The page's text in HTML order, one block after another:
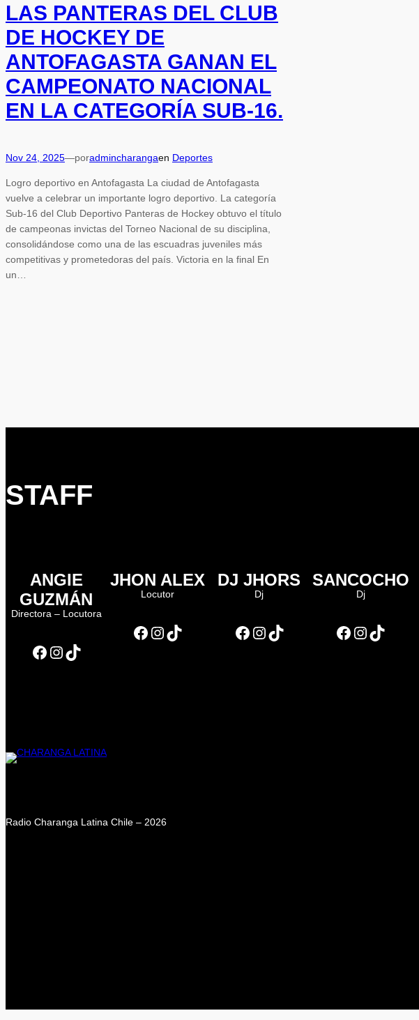
LAS PANTERAS DEL CLUB
DE HOCKEY DE
ANTOFAGASTA GANAN EL
CAMPEONATO NACIONAL
EN LA CATEGORÍA SUB-16.
Nov 24, 2025—poradmincharangaen Deportes
Logro deportivo en Antofagasta La ciudad de Antofagasta
vuelve a celebrar un importante logro deportivo. La categoría
Sub-16 del Club Deportivo Panteras de Hockey obtuvo el título
de campeonas invictas del Torneo Nacional de su disciplina,
consolidándose como una de las escuadras juveniles más
competitivas y prometedoras del país. Victoria en la final En
un…
STAFF
ANGIE
GUZMÁN
Directora – Locutora
Facebook Instagram TikTok
JHON ALEX
Locutor
Facebook Instagram TikTok
DJ JHORS
Dj
Facebook Instagram TikTok
SANCOCHO
Dj
Facebook Instagram TikTok
Radio Charanga Latina Chile – 2026